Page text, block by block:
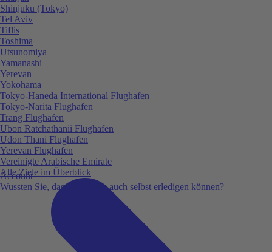
Account
Wussten Sie, dass Sie vieles auch selbst erledigen können?
Shinjuku (Tokyo)
Tel Aviv
Tiflis
Toshima
Utsunomiya
Yamanashi
Yerevan
Yokohama
Tokyo-Haneda International Flughafen
Tokyo-Narita Flughafen
Trang Flughafen
Ubon Ratchathanii Flughafen
Udon Thani Flughafen
Yerevan Flughafen
Vereinigte Arabische Emirate
Alle Ziele im Überblick